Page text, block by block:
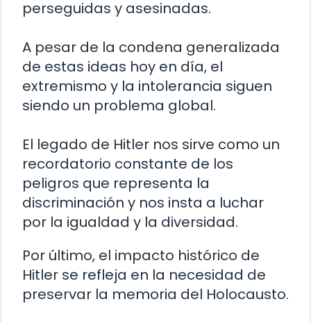
perseguidas y asesinadas.
A pesar de la condena generalizada
de estas ideas hoy en día, el
extremismo y la intolerancia siguen
siendo un problema global.
El legado de Hitler nos sirve como un
recordatorio constante de los
peligros que representa la
discriminación y nos insta a luchar
por la igualdad y la diversidad.
Por último, el impacto histórico de
Hitler se refleja en la necesidad de
preservar la memoria del Holocausto.